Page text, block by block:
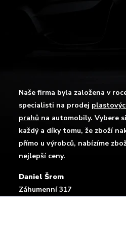
Naše firma byla založena v
specialisti na prodej
prahů na automobily. Vybere
každý a díky tomu, že zboží
přímo u výrobců, nabízíme
nejlepší ceny.
Daniel Šrom
Záhumenní 317